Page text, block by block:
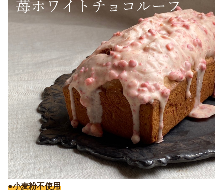
●小麦粉不使用